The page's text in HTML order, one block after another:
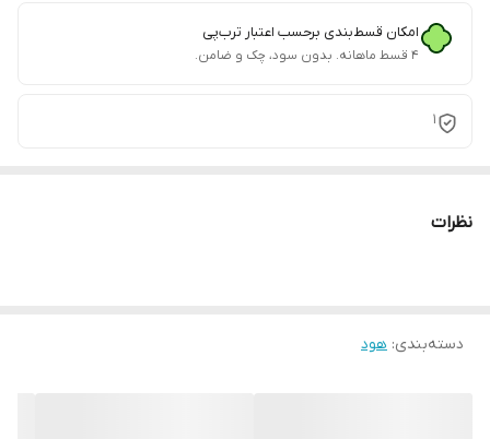
امکان قسط‌بندی برحسب اعتبار ترب‌پی
۴ قسط ماهانه. بدون سود، چک و ضامن.
1
نظرات
دسته‌بندی: هود